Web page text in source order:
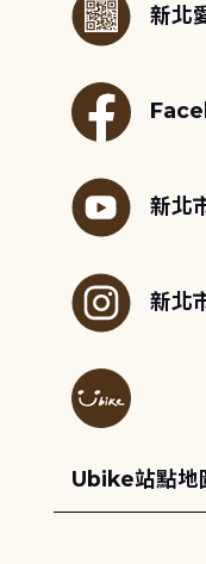
新北
新北
新北
Ubike站點地